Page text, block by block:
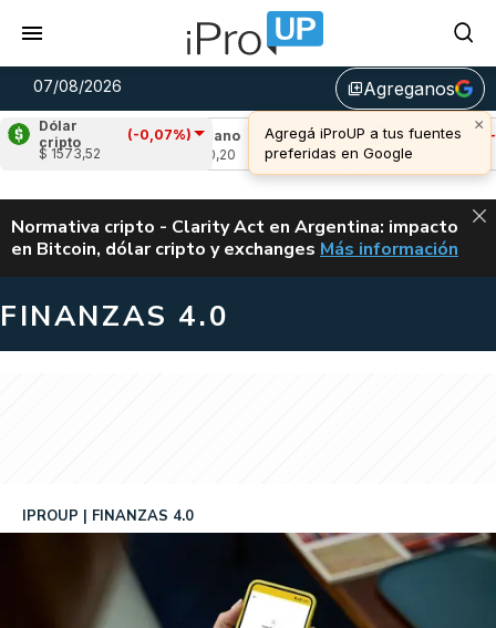
07/08/2026 library_addAgreganos
×
Agregá iProUP a tus fuentes
preferidas en Google
Dólar
cripto
(-0,07%)
$ 1573,52
Cardano
(-3,06%)
Avalanche (-
u$s 6,40
ALERTA
Normativa cripto - Clarity Act en Argentina: impacto
en Bitcoin, dólar cripto y exchanges CLARITY ACT EN
Más información
FINANZAS 4.0
IPROUP FINANZAS 4.0